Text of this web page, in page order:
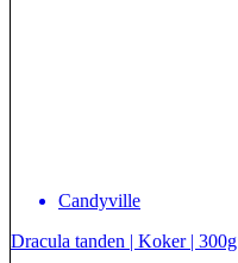
Candyville
Dracula tanden | Koker | 300g